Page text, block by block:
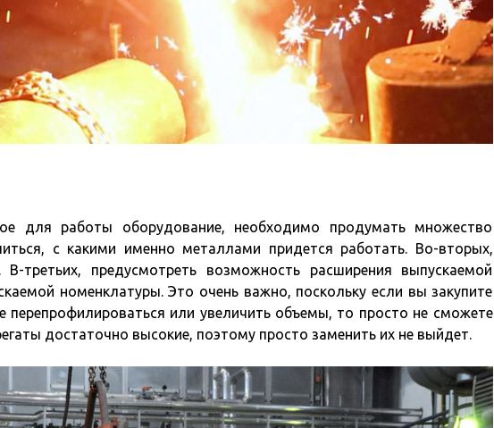
для работы оборудование, необходимо продумать множество
с какими именно металлами придется работать. Во-вторых,
третьих, предусмотреть возможность расширения выпускаемой
номенклатуры. Это очень важно, поскольку если вы закупите
или увеличить объемы, то просто не сможете
достаточно высокие, поэтому просто заменить их не выйдет.